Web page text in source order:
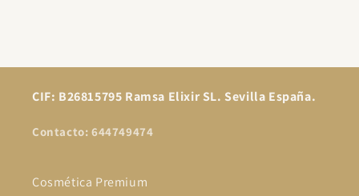
CIF: B26815795 Ramsa Elixir SL. Sevilla España.
Contacto: 644749474
Cosmética Premium